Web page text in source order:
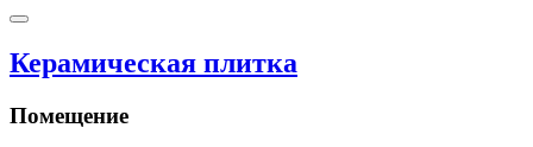
Керамическая плитка
Помещение